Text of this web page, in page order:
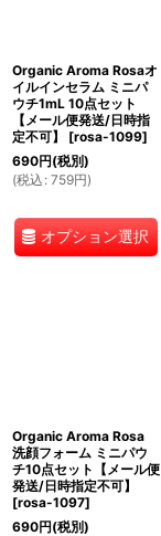
Organic Aroma Rosaオ
イルインセラム ミニパ
ウチ1mL 10点セット
【メール便発送/日時指
定不可】
[rosa-1099]
690円(税別)
(税込 : 759円)
オプション選択
Organic Aroma Rosa
洗顔フォーム ミニパウ
チ10点セット【メール便
発送/日時指定不可】
[rosa-1097]
690円(税別)